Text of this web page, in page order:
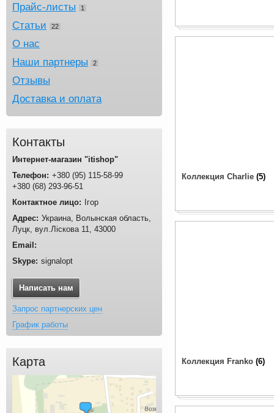
Прайс-листы 1
Статьи 22
О нас
Наши партнеры
2
Отзывы
Доставка и оплата
Контакты
Интернет-магазин "itishop"
+380 95 115-58-99
+380 68 293-96-51
Ігор
Украина Волынская область
Луцк вул.Ліскова 11 43000
signalopt
Написать нам
Запрос партнерских цен
График работы
Карта
Коллекция Charlie 5
Коллекция Franko 6